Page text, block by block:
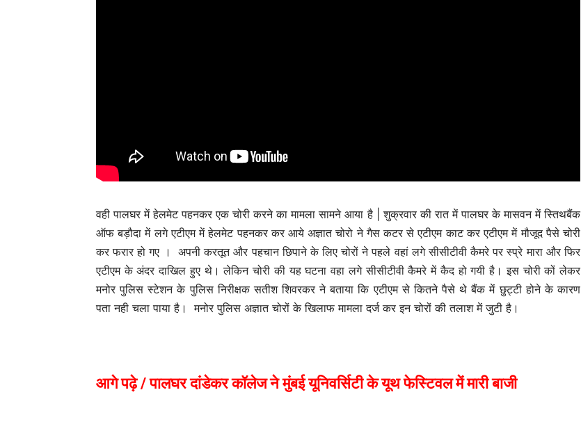
वही पालघर में हेलमेट पहनकर एक चोरी करने का मामला सामने आया है | शुक्रवार की रात में पालघर के मासवन में स्तिथबैंक
ऑफ बड़ौदा में लगे एटीएम में हेलमेट पहनकर कर आये अज्ञात चोरो ने गैस कटर से एटीएम काट कर एटीएम में मौजूद पैसे चोरी
कर फरार हो गए । अपनी करतूत और पहचान छिपाने के लिए चोरों ने पहले वहां लगे सीसीटीवी कैमरे पर स्प्रे मारा और फिर
एटीएम के अंदर दाखिल हुए थे। लेकिन चोरी की यह घटना वहा लगे सीसीटीवी कैमरे में कैद हो गयी है। इस चोरी कों लेकर
मनोर पुलिस स्टेशन के पुलिस निरीक्षक सतीश शिवरकर ने बताया कि एटीएम से कितने पैसे थे बैंक में छुट्टी होने के कारण
पता नही चला पाया है। मनोर पुलिस अज्ञात चोरों के खिलाफ मामला दर्ज कर इन चोरों की तलाश में जुटी है।
आगे पढ़े /पालघर दांडेकर कॉलेज ने मुंबई यूनिवर्सिटी के यूथ फेस्टिवल में मारी बाजी